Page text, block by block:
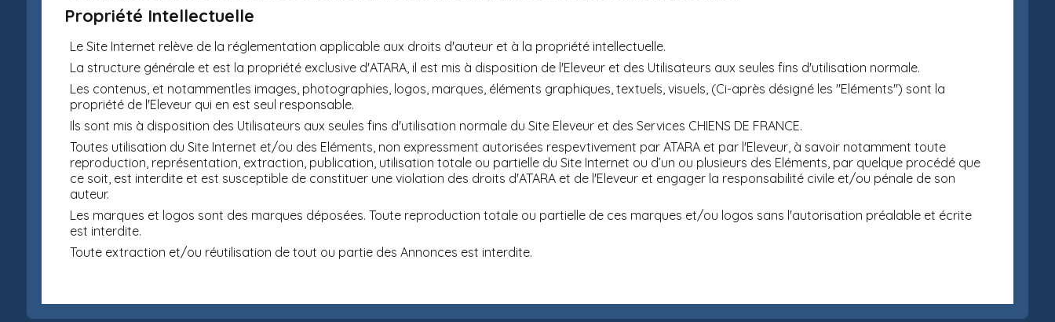
Propriété Intellectuelle
Le Site Internet relève de la réglementation applicable aux droits d'auteur et à la propriété intellectuelle.
La structure générale et est la propriété exclusive d'ATARA, il est mis à disposition de l'Eleveur et des Utilisateurs aux seules fins d'utilisation normale.
Les contenus, et notammentles images, photographies, logos, marques, éléments graphiques, textuels, visuels, (Ci-après désigné les "Eléments") sont la
propriété de l'Eleveur qui en est seul responsable.
Ils sont mis à disposition des Utilisateurs aux seules fins d'utilisation normale du Site Eleveur et des Services CHIENS DE FRANCE.
Toutes utilisation du Site Internet et/ou des Eléments, non expressment autorisées respevtivement par ATARA et par l'Eleveur, à savoir notamment toute
reproduction, représentation, extraction, publication, utilisation totale ou partielle du Site Internet ou d’un ou plusieurs des Eléments, par quelque procédé que
ce soit, est interdite et est susceptible de constituer une violation des droits d'ATARA et de l'Eleveur et engager la responsabilité civile et/ou pénale de son
auteur.
Les marques et logos sont des marques déposées. Toute reproduction totale ou partielle de ces marques et/ou logos sans l'autorisation préalable et écrite
est interdite.
Toute extraction et/ou réutilisation de tout ou partie des Annonces est interdite.